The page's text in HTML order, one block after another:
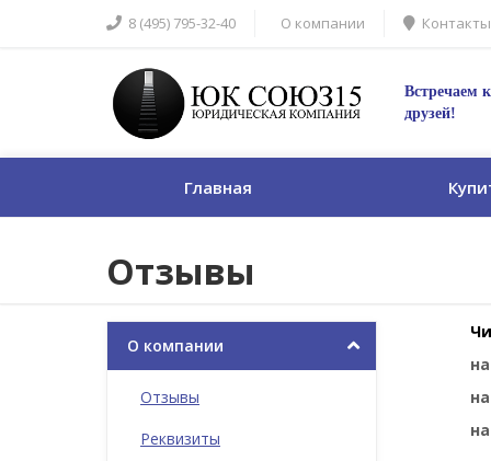
8 (495) 795-32-40 О компании Контакты
Встречаем
друзей!
Главная
Отзывы
О компании
Отзывы
Реквизиты